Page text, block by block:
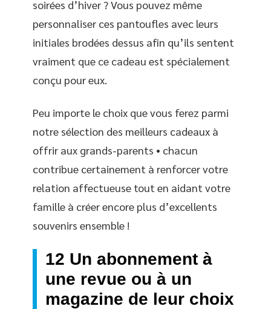
soirées d’hiver ? Vous pouvez même
personnaliser ces pantoufles avec leurs
initiales brodées dessus afin qu’ils sentent
vraiment que ce cadeau est spécialement
conçu pour eux.
Peu importe le choix que vous ferez parmi
notre sélection des meilleurs cadeaux à
offrir aux grands-parents • chacun
contribue certainement à renforcer votre
relation affectueuse tout en aidant votre
famille à créer encore plus d’excellents
souvenirs ensemble !
12 Un abonnement à
une revue ou à un
magazine de leur choix